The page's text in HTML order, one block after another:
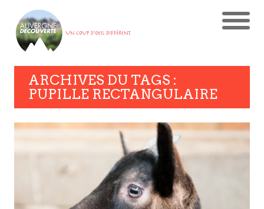
ARCHIVES DU TAGS :
PUPILLE RECTANGULAIRE